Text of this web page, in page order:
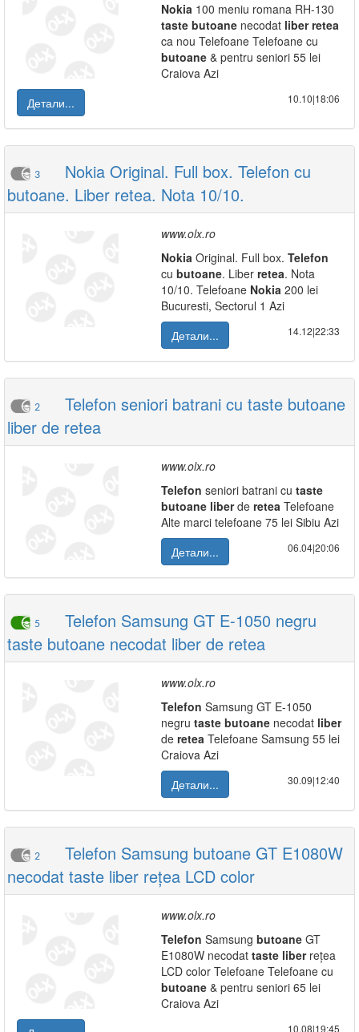
Nokia 100 meniu romana RH-130
taste butoane necodat liber retea
ca nou Telefoane Telefoane cu
butoane & pentru seniori 55 lei
Craiova Azi
Детали...
10.10|18:06
3
Nokia Original. Full box. Telefon cu
butoane. Liber retea. Nota 10/10.
www.olx.ro
Nokia Original. Full box. Telefon
cu butoane. Liber retea. Nota
10/10. Telefoane Nokia 200 lei
Bucuresti, Sectorul 1 Azi
Детали...
14.12|22:33
2
Telefon seniori batrani cu taste butoane
liber de retea
www.olx.ro
Telefon seniori batrani cu taste
butoane liberde retea Telefoane
Alte marci telefoane 75 lei Sibiu Azi
Детали...
06.04|20:06
5
Telefon Samsung GT E-1050 negru
taste butoane necodat liber de retea
www.olx.ro
Telefon Samsung GT E-1050
negru taste butoane necodat liber
de retea Telefoane Samsung 55 lei
Craiova Azi
Детали...
30.09|12:40
2
Telefon Samsung butoane GT E1080W
necodat taste liber rețea LCD color
www.olx.ro
Telefon Samsung butoane GT
E1080W necodat taste liberrețea
LCD color Telefoane Telefoane cu
butoane & pentru seniori 65 lei
Craiova Azi
10.08|19:45